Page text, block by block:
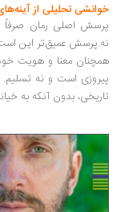
خوانشی تحلیلی از
پرسش اصلی رمان صرفاً
نه.پرسش عمیق‌تر این
همچنان معنا و هویت خود
پیروزی است و نه
تاریخی، بدون آنکه به